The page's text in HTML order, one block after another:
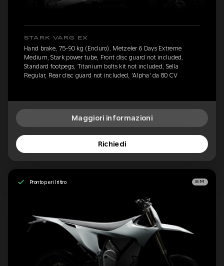
STARK VARG EX
Hand brake, 75-90 kg (Enduro), Metzeler 6 Days Extreme
Medium, Stark power tube, Front disc guard not included,
Standard footpegs, Titanium bolts kit not included, Sella
Regular, Rear disc guard not included, 'Alpha' da 80 CV
Maggiori informazioni
Richiedi
Pronto per il ritiro SM